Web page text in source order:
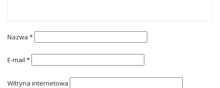
Nazwa *
E-mail *
Witryna internetowa